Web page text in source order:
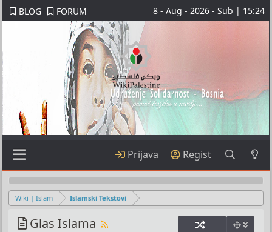
BLOG FORUM 8 - Aug - 2026 - Sub | 15:24
Prijava Regist
Wiki | Islam Islamski Tekstovi
Glas Islama